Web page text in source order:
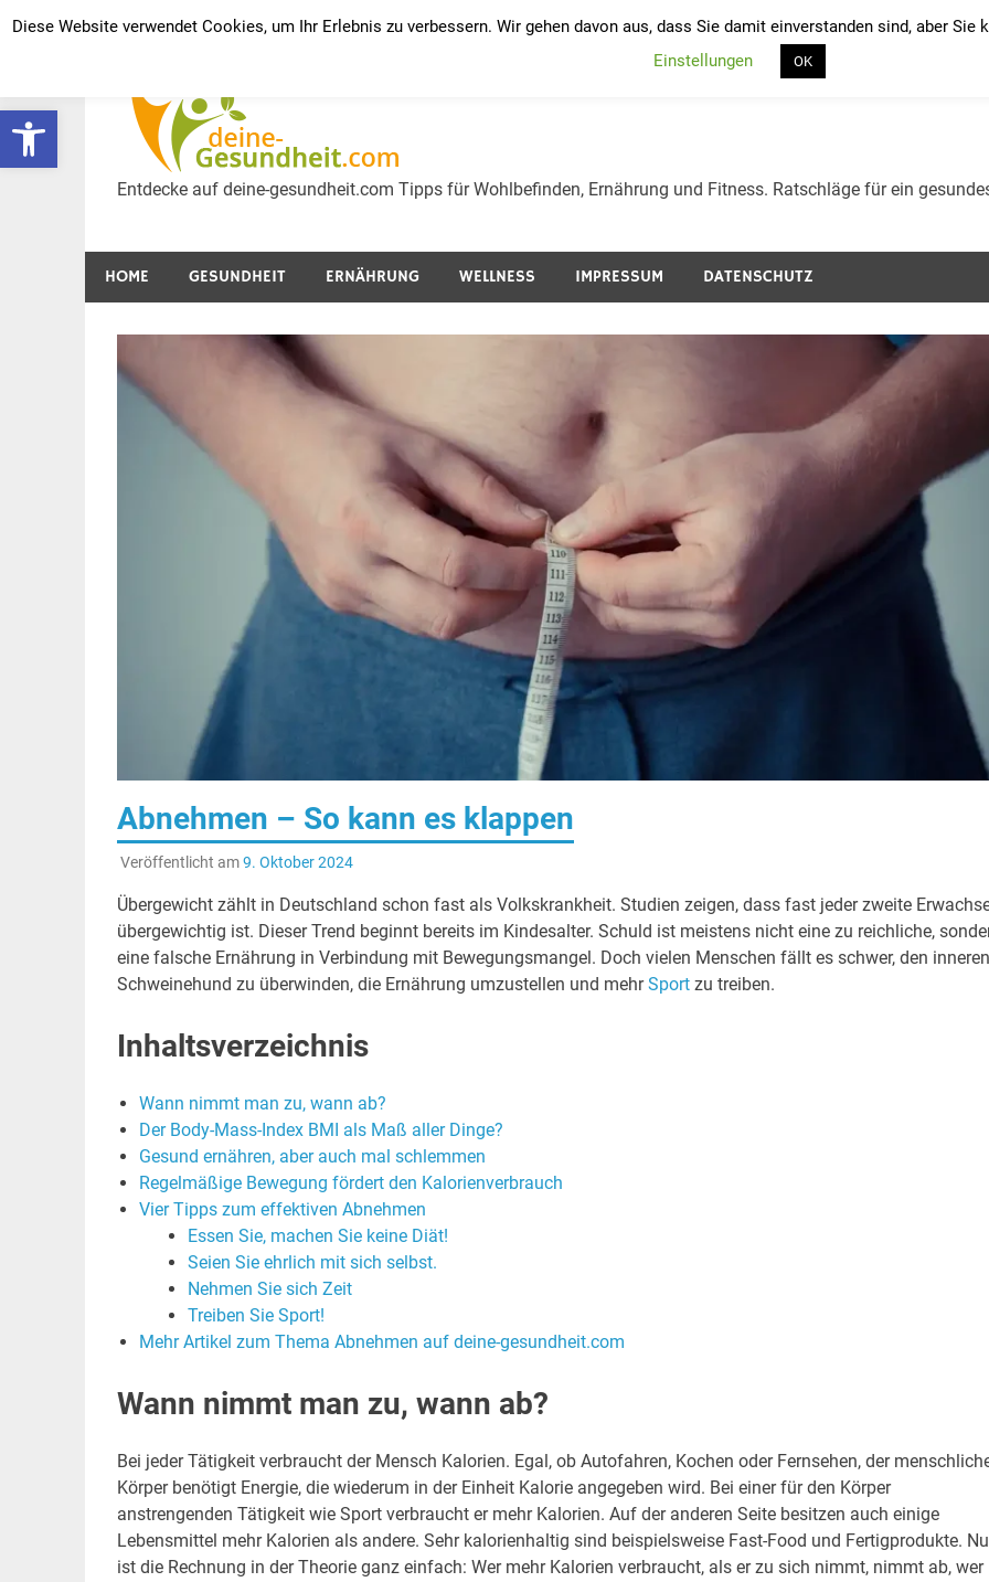
Werkzeugleiste öffnen
Inhalt
Gesund werden und
Entdecke auf deine-gesundheit.com Tipps für Wohlbefinden, Ernährung und Fitness. Ratschläge für ein
HOME GESUNDHEIT ERNÄHRUNG WELLNESS IMPRESSUM DATENSCHUTZ
Abnehmen – So kann es klappen
Veröffentlicht am9. Oktober 2024
Übergewicht zählt in Deutschland schon fast als Volkskrankheit. Studien zeigen, dass fast jeder zweite
übergewichtig ist. Dieser Trend beginnt bereits im Kindesalter. Schuld ist meistens nicht eine zu reichliche,
eine falsche Ernährung in Verbindung mit Bewegungsmangel. Doch vielen Menschen fällt es schwer, den inneren
Schweinehund zu überwinden, die Ernährung umzustellen und mehrSportzu treiben.
Inhaltsverzeichnis
Wann nimmt man zu, wann ab?
Der Body-Mass-Index BMI als Maß aller Dinge?
Gesund ernähren, aber auch mal schlemmen
Regelmäßige Bewegung fördert den Kalorienverbrauch
Vier Tipps zum effektiven Abnehmen
Essen Sie, machen Sie keine Diät!
Seien Sie ehrlich mit sich selbst.
Nehmen Sie sich Zeit
Treiben Sie Sport!
Mehr Artikel zum Thema Abnehmen auf deine-gesundheit.com
Wann nimmt man zu, wann ab?
Bei jeder Tätigkeit verbraucht der Mensch Kalorien. Egal, ob Autofahren, Kochen oder Fernsehen, der
Körper benötigt Energie, die wiederum in der Einheit Kalorie angegeben wird. Bei einer für den Körper
anstrengenden Tätigkeit wie Sport verbraucht er mehr Kalorien. Auf der anderen Seite besitzen auch einige
Lebensmittel mehr Kalorien als andere. Sehr kalorienhaltig sind beispielsweise Fast-Food und Fertigprodukte.
ist die Rechnung in der Theorie ganz einfach: Wer mehr Kalorien verbraucht, als er zu sich nimmt, nimmt ab, wer
Diese Website verwendet Cookies, um Ihr Erlebnis zu verbessern. Wir gehen davon aus, dass Sie damit einverstanden sind, aber
Einstellungen
OK